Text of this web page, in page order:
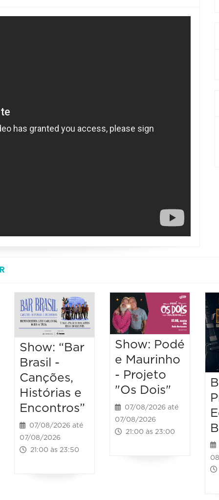
Show: “Bar
Brasil -
Canções,
Histórias e
Encontros”
07/08/2026 até
07/08/2026
21:00 às 23:50
Show: Podé
e Maurinho
- Projeto
"Os Dois"
07/08/2026 até
07/08/2026
21:00 às 23:00